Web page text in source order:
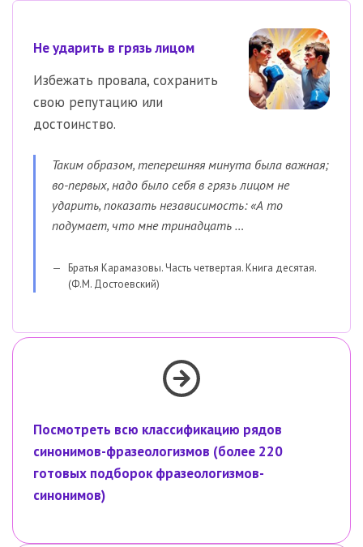
Не ударить в грязь лицом
Избежать провала, сохранить
свою репутацию или
достоинство.
Таким образом, теперешняя минута была важная;
во-первых, надо было себя в грязь лицом не
ударить, показать независимость: «А то
подумает, что мне тринадцать …
Братья Карамазовы. Часть четвертая. Книга десятая.
(Ф.М. Достоевский)
Посмотреть всю классификацию рядов
синонимов-фразеологизмов (более 220
готовых подборок фразеологизмов-
синонимов)